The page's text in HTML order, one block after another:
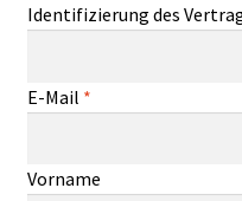
Identifizierung des
E-Mail *
E
Vorname